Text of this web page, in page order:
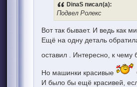
DinaS писал(а):
Подвел Ролекс
Вот так бывает. И ведь как
Ещё на одну деталь
оставил . Интересно, к чему
Но машинки красивые
И было бы ещё красивей,